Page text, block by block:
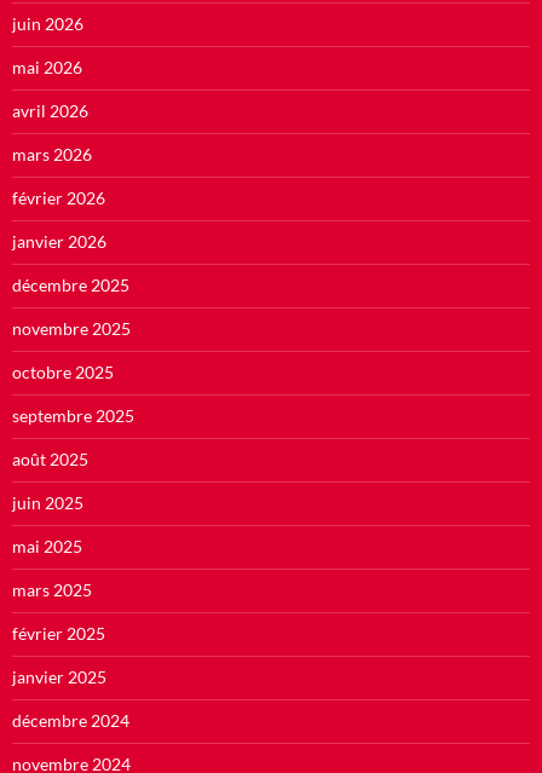
juin 2026
mai 2026
avril 2026
mars 2026
février 2026
janvier 2026
décembre 2025
novembre 2025
octobre 2025
septembre 2025
août 2025
juin 2025
mai 2025
mars 2025
février 2025
janvier 2025
décembre 2024
novembre 2024